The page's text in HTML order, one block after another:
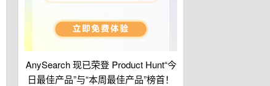
AnySearch 现已荣登 Product Hunt“今
日最佳产品”与“本周最佳产品”榜首！